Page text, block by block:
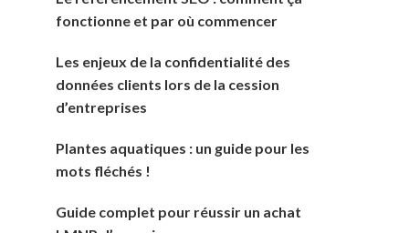
fonctionne et par où commencer
Les enjeux de la confidentialité des
données clients lors de la cession
d’entreprises
Plantes aquatiques : un guide pour les
mots fléchés !
Guide complet pour réussir un achat